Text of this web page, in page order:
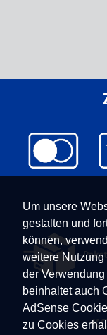
Um unsere
gestalten und
können,
weitere
der
beinhaltet auch
AdSense
zu Cookies